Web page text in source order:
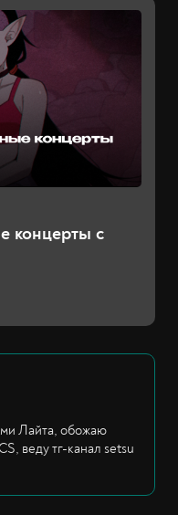
концерты с
Лайта, обожаю
веду тг-канал setsu